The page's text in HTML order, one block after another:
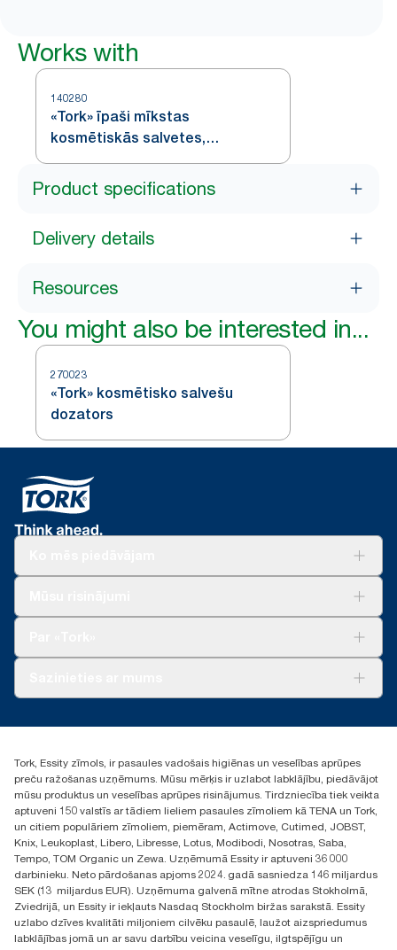
Works with
140280
«Tork» īpaši mīkstas
kosmētiskās salvetes,
«Premium»
Product specifications
Delivery details
Resources
You might also be interested in...
270023
«Tork» kosmētisko salvešu
dozators
+371 29141799
Atrast izplatītāju
Ulbrokas street 19A
Riga, Latvija
LV-1028
Tork, Essity zīmols, ir pasaules vadošais higiēnas un veselības aprūpes
preču ražošanas uzņēmums. Mūsu mērķis ir uzlabot labklājību, piedāvājot
mūsu produktus un veselības aprūpes risinājumus. Tirdzniecība tiek veikta
aptuveni 150 valstīs ar tādiem lieliem pasaules zīmoliem kā TENA un Tork,
un citiem populāriem zīmoliem, piemēram, Actimove, Cutimed, JOBST,
Knix, Leukoplast, Libero, Libresse, Lotus, Modibodi, Nosotras, Saba,
Tempo, TOM Organic un Zewa. Uzņēmumā Essity ir aptuveni 36 000
darbinieku. Neto pārdošanas apjoms 2024. gadā sasniedza 146 miljardus
SEK (13 miljardus EUR). Uzņēmuma galvenā mītne atrodas Stokholmā,
Zviedrijā, un Essity ir iekļauts Nasdaq Stockholm biržas sarakstā. Essity
uzlabo dzīves kvalitāti miljoniem cilvēku pasaulē, laužot aizspriedumus
labklājības jomā un ar savu darbību veicina veselīgu, ilgtspējīgu un